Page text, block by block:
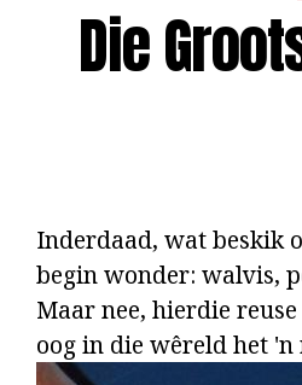
Die
Inderdaad, wat beskik
begin wonder: walvis,
Maar nee, hierdie
oog in die wêreld het